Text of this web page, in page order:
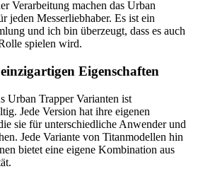
Verarbeitung machen das Urban
jeden Messerliebhaber. Es ist ein
und ich bin überzeugt, dass es auch
spielen wird.
Eigenschaften
Urban Trapper Varianten ist
Jede Version hat ihre eigenen
sie für unterschiedliche Anwender und
Jede Variante von Titanmodellen hin
bietet eine eigene Kombination aus